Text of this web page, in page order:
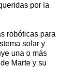
por la
robóticas para
solar y
una o más
Marte y su